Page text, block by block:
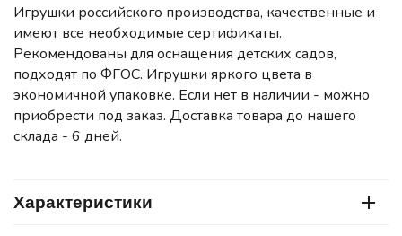
Игрушки российского производства, качественные и
имеют все необходимые сертификаты.
Рекомендованы для оснащения детских садов,
подходят по ФГОС. Игрушки яркого цвета в
экономичной упаковке. Если нет в наличии - можно
приобрести под заказ. Доставка товара до нашего
склада - 6 дней.
Характеристики